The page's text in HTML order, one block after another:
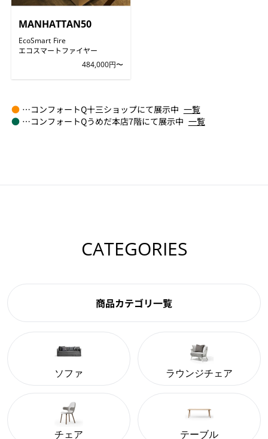
MANHATTAN50
EcoSmart Fire
エコスマートファイヤー
484,000円〜
●…コンフォートQ十三ショップにて展示中 一覧
●…コンフォートQうめだ本店7階にて展示中 一覧
CATEGORIES
商品カテゴリ一覧
ソファ ラウンジチェア
チェア テーブル